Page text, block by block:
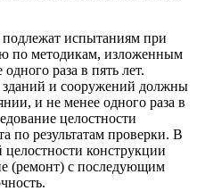
испытаниям при
по методикам, изложенным
раза в пять лет.
и сооружений должны
и не менее одного раза в
целостности
по результатам проверки. В
конструкции
(ремонт) с последующим